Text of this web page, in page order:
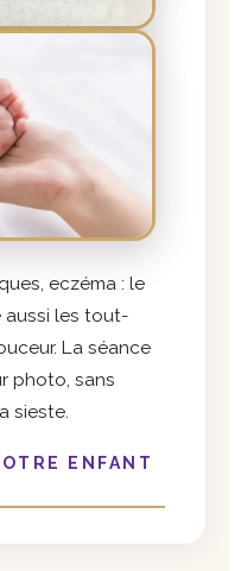
eczéma : le
aussi les tout-
La séance
photo, sans
sieste.
ENFANT